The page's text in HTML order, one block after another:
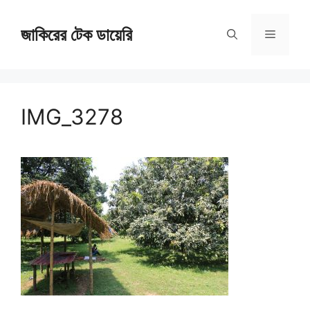
জাকিরের টেক ডায়েরি Menu
IMG_3278